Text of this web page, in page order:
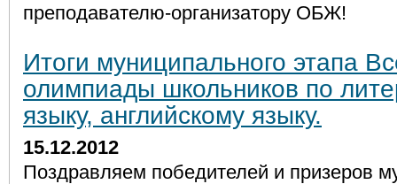
преподавателю-организатору ОБЖ!
Итоги муниципального этапа
олимпиады школьников по
языку, английскому языку.
15.12.2012
Поздравляем победителей и призеров